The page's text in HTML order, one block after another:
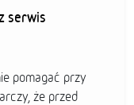
serwis
pomagać przy
że przed